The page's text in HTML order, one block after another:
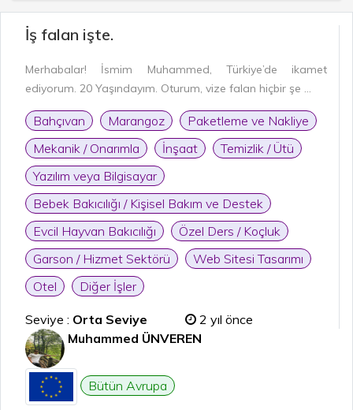
İş falan işte.
Merhabalar! İsmim Muhammed, Türkiye’de ikamet
ediyorum. 20 Yaşındayım. Oturum, vize falan hiçbir şe ...
Bahçıvan Marangoz
Paketleme ve Nakliye
Mekanik / Onarımla
İnşaat
Temizlik / Ütü
Yazılım veya Bilgisayar
Bebek Bakıcılığı / Kişisel Bakım ve Destek
Evcil Hayvan Bakıcılığı
Özel Ders / Koçluk
Garson / Hizmet Sektörü
Web Sitesi Tasarımı
Otel
Diğer İşler
Seviye : Orta Seviye
2 yıl önce
Muhammed ÜNVEREN
Bütün Avrupa